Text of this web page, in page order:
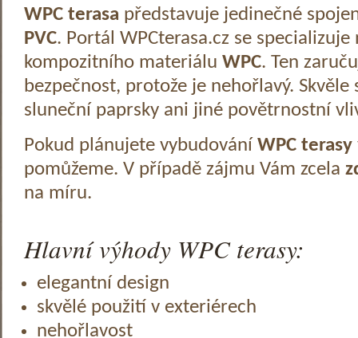
WPC terasa představuje jedinečné
PVC. Portál WPCterasa.cz se specializuje
kompozitního materiálu WPC. Ten
bezpečnost, protože je nehořlavý.
sluneční paprsky ani jiné povětrnostní
Pokud plánujete vybudování WPC terasy
pomůžeme. V případě zájmu Vám zcela
na míru.
Hlavní výhody WPC terasy:
elegantní design
skvělé použití v exteriérech
nehořlavost